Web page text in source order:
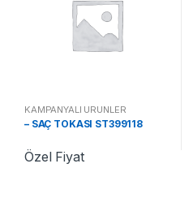
KAMPANYALI ÜRÜNLER
– SAÇ TOKASI ST399118
Özel Fiyat